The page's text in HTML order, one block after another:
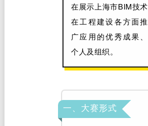
在展示上海市BIM技术
在工程建设各方面推
广应用的优秀成果、
个人及组织。
一、大赛形式